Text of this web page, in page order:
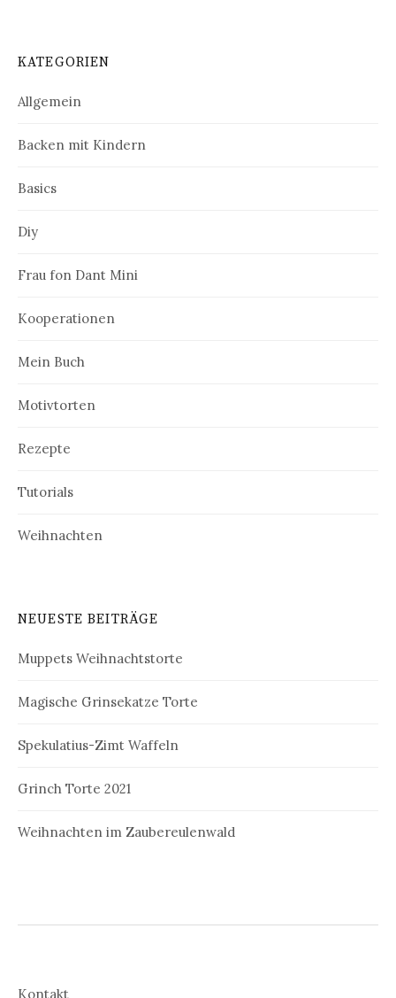
g
a
t
o
n
KATEGORIEN
Allgemein
Backen mit Kindern
Basics
Diy
Frau fon Dant Mini
Kooperationen
Mein Buch
Motivtorten
Rezepte
Tutorials
Weihnachten
NEUESTE BEITRÄGE
Muppets Weihnachtstorte
Magische Grinsekatze Torte
Spekulatius-Zimt Waffeln
Grinch Torte 2021
Weihnachten im Zaubereulenwald
Kontakt